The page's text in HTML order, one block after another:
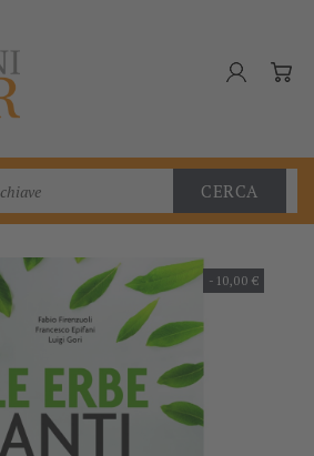
CERCA
-10,00 €